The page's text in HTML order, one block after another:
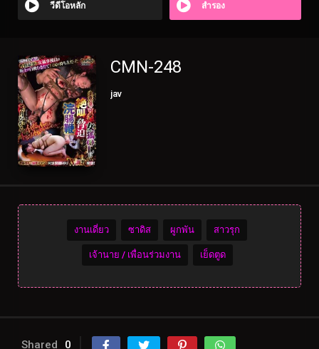
วีดีโอหลัก สำรอง
CMN-248
jav
งานเดี่ยว ซาดิส ผูกพัน สาวรุก
เจ้านาย / เพื่อนร่วมงาน เย็ดตูด
Shared 0